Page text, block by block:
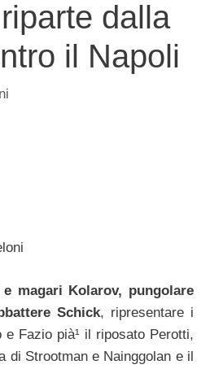
dalla
il Napoli
magari Kolarov, pungolare
Schick, ripresentare i
Fazio pià¹ il riposato Perotti,
di Strootman e Nainggolan e il